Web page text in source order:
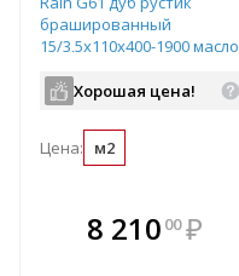
брашированный
15/3,5х110х400-1900 масло
Хорошая цена!
Цена: м2
8 210 00 ₽
9 93240